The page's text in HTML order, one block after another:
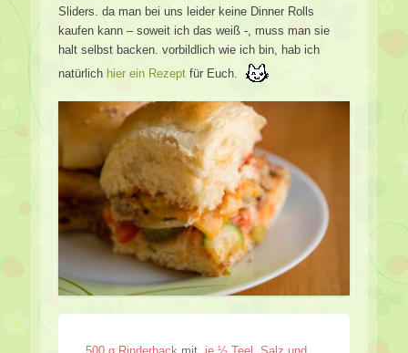
Sliders. da man bei uns leider keine Dinner Rolls
kaufen kann – soweit ich das weiß -, muss man sie
halt selbst backen. vorbildlich wie ich bin, hab ich
natürlich hier ein Rezept für Euch.